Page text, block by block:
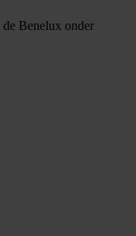
Benelux onder